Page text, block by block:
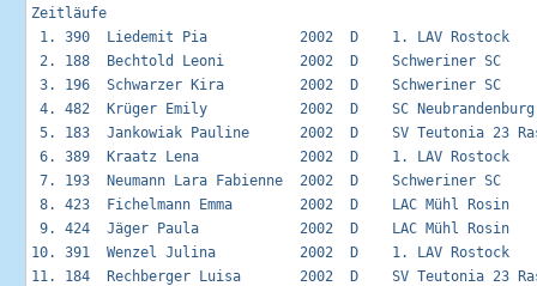
1. 390  Liedemit Pia           2002  D    1. LAV
2. 188  Bechtold Leoni         2002  D    Schweriner
3. 196  Schwarzer Kira         2002  D    Schweriner
4. 482  Krüger Emily           2002  D    SC
5. 183  Jankowiak Pauline      2002  D    SV Teutonia
6. 389  Kraatz Lena            2002  D    1. LAV
7. 193  Neumann Lara Fabienne  2002  D    Schweriner
8. 423  Fichelmann Emma        2002  D    LAC Mühl
9. 424  Jäger Paula            2002  D    LAC Mühl
10. 391  Wenzel Julina          2002  D    1. LAV
11. 184  Rechberger Luisa       2002  D    SV Teutonia